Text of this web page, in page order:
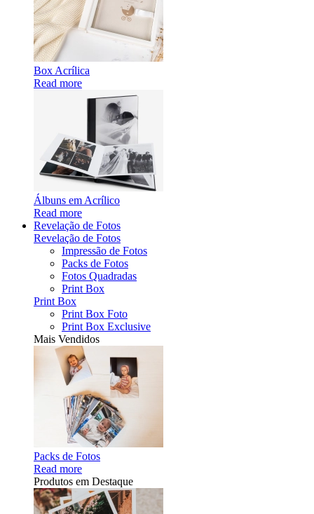
Box Acrílica
Read more
Álbuns em Acrílico
Read more
Revelação de Fotos
Revelação de Fotos
Impressão de Fotos
Packs de Fotos
Fotos Quadradas
Print Box
Print Box
Print Box Foto
Print Box Exclusive
Mais Vendidos
Packs de Fotos
Read more
Produtos em Destaque